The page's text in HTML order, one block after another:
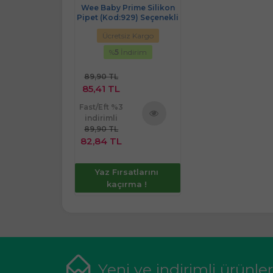
Wee Baby Prime Silikon
Pipet (Kod:929) Seçenekli
Ücretsiz Kargo
%5 İndirim
89,90 TL
85,41 TL
Fast/Eft %3
indirimli
89,90 TL
82,84 TL
Yaz Fırsatlarını
kaçırma !
Yeni ve indirimli